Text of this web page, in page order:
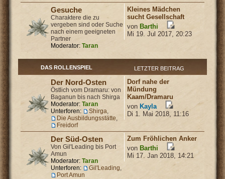
Gesuche
Charaktere die zu
vergeben sind oder Suche
nach einem geeigneten
Partner
Moderator: Taran
Kleines Mädchen
sucht Gesellschaft
von Barthi
Mi 19. Jul 2017, 20:23
DAS ROLLENSPIEL LETZTER BEITRAG
Der Nord-Osten
Östlich vom Dramaru: von
Baganun bis nach Shirga
Moderator: Taran
Unterforen:
Shirga
Die Ausbildungsstätte
Freidorf
Dorf nahe der
Mündung
Kaam/Dramaru
von Kayla
Di 1. Mai 2018, 11:16
Der Süd-Osten
Von Gil'Leading bis Port
Amun
Moderator: Taran
Unterforen:
Gil'Leading
Port Amun
Zum Fröhlichen Anker
von Barthi
Mi 17. Jan 2018, 14:21